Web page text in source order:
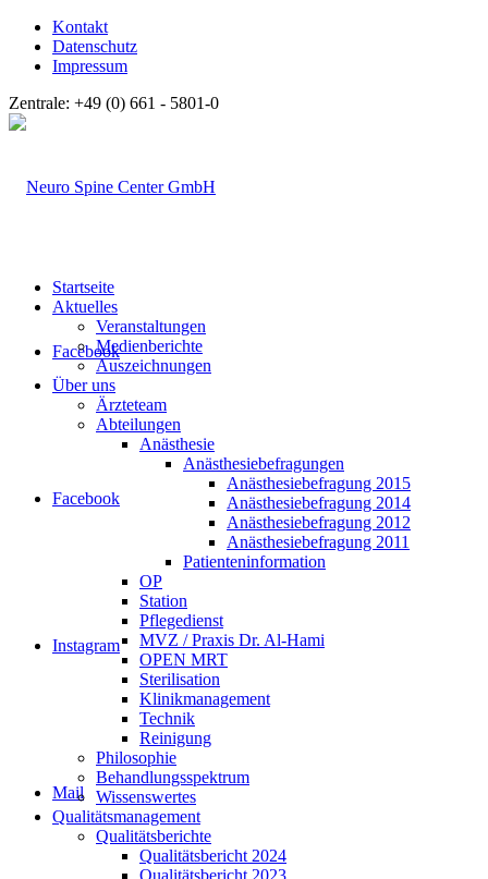
Kontakt
Datenschutz
Impressum
Zentrale: +49 (0) 661 - 5801-0
Facebook
Facebook
Instagram
Mail
Startseite
Aktuelles
Veranstaltungen
Medienberichte
Auszeichnungen
Über uns
Ärzteteam
Abteilungen
Anästhesie
Anästhesiebefragungen
Anästhesiebefragung 2015
Anästhesiebefragung 2014
Anästhesiebefragung 2012
Anästhesiebefragung 2011
Patienteninformation
OP
Station
Pflegedienst
MVZ / Praxis Dr. Al-Hami
OPEN MRT
Sterilisation
Klinikmanagement
Technik
Reinigung
Philosophie
Behandlungsspektrum
Wissenswertes
Qualitätsmanagement
Qualitätsberichte
Qualitätsbericht 2024
Qualitätsbericht 2023